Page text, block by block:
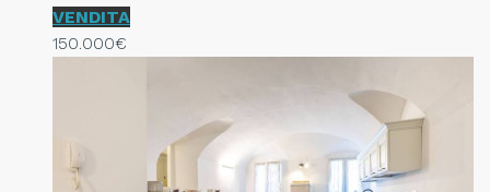
VENDITA
150.000€